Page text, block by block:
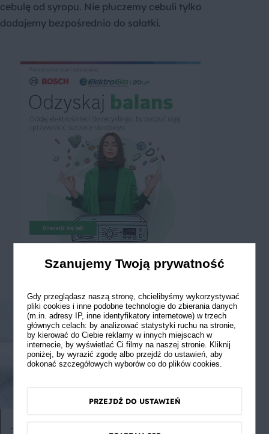
cebulę od syropu. Nie płuczemy cebuli tylko
dodajemy bezpośrednio do sałatki.
Jak zrobić masło klarowane?
Szanujemy Twoją prywatność
Gdy przeglądasz naszą stronę, chcielibyśmy wykorzystywać
pliki cookies i inne podobne technologie do zbierania danych
(m.in. adresy IP, inne identyfikatory internetowe) w trzech
głównych celach: by analizować statystyki ruchu na stronie,
by kierować do Ciebie reklamy w innych miejscach w
internecie, by wyświetlać Ci filmy na naszej stronie. Kliknij
poniżej, by wyrazić zgodę albo przejdź do ustawień, aby
dokonać szczegółowych wyborów co do plików cookies.
PRZEJDŹ DO USTAWIEŃ